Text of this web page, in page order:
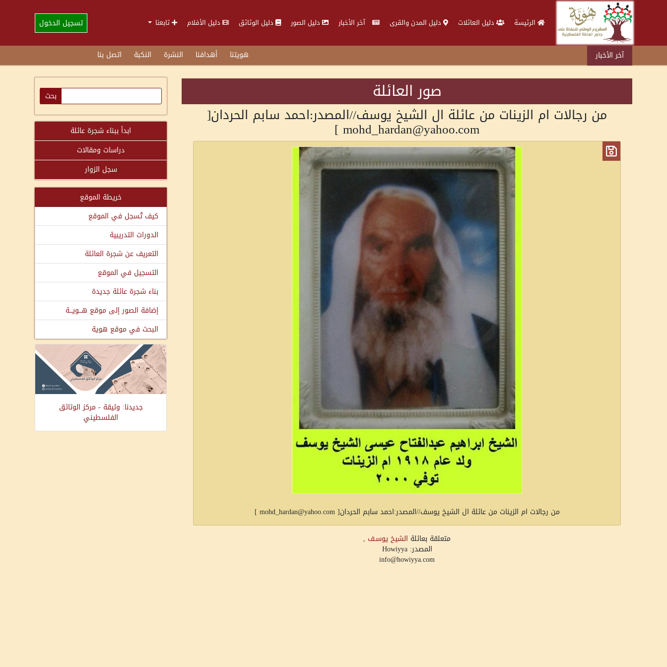
الرئيسة دليل العائلات دليل المدن والقرى آخر الأخبار دليل الصور دليل الوثائق دليل الأفلام تابعنا تسجيل الدخول
آخر الأخبار هويتنا أهدافنا النشرة النكبة اتصل بنا
صور العائلة
من رجالات ام الزينات من عائلة ال الشيخ يوسف//المصدر:احمد سابم الحردان[
mohd_hardan@yahoo.com ]
من رجالات ام الزينات من عائلة ال الشيخ يوسف//المصدر:احمد سابم الحردان[ mohd_hardan@yahoo.com ]
متعلقة بعائلة الشيخ يوسـف ,
المصدر: Howiyya
info@howiyya.com
ابدأ ببناء شجرة عائلة
دراسات ومقالات
سجل الزوار
خريطة الموقع
كيف تُسجل في الموقع
الدورات التدريبية
التعريف عن شجرة العائلة
التسجيل في الموقع
بناء شجرة عائلة جديدة
إضافة الصور إلى موقع هـــويـــة
البحث في موقع هوية
جديدنا: وثيقة - مركز الوثائق
الفلسطيني